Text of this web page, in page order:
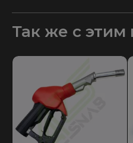
Так же с этим